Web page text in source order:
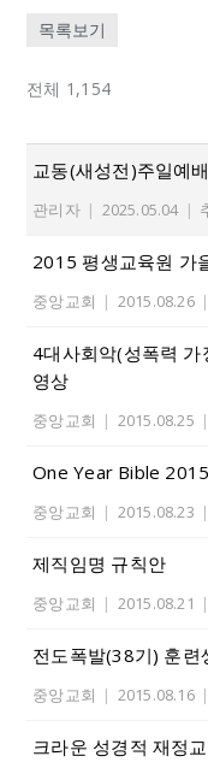
목록보기
전체 1,154
교동(새성전)주일예
관리자 | 2025.05.04 |
2015 평생교육원 가
중앙교회 | 2015.08.26 |
4대사회악(성폭력
영상
중앙교회 | 2015.08.25 |
One Year Bible
중앙교회 | 2015.08.23 |
제직임명 규칙안
중앙교회 | 2015.08.21 |
전도폭발(38기) 훈련
중앙교회 | 2015.08.16 |
크라운 성경적 재정